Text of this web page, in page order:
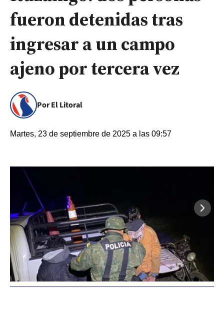
fueron detenidas tras
ingresar a un campo
ajeno por tercera vez
Por El Litoral
Martes, 23 de septiembre de 2025 a las 09:57